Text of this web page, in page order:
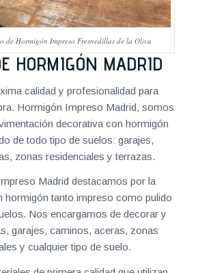
de Hormigón Impreso Fresnedillas de la Oliva
HORMIGÓN MADRID
calidad y profesionalidad para
Hormigón Impreso Madrid, somos
decorativa con hormigón
de todo tipo de suelos: garajes,
zonas residenciales y terrazas.
Madrid destacamos por la
hormigón tanto impreso como pulido
Nos encargamos de decorar y
garajes, caminos, aceras, zonas
y cualquier tipo de suelo.